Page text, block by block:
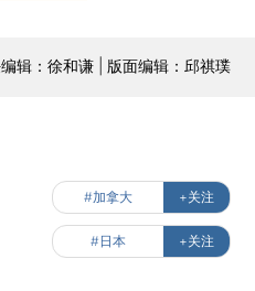
辑：徐和谦 | 版面编辑：邱祺璞
#加拿大 +关注
#日本 +关注